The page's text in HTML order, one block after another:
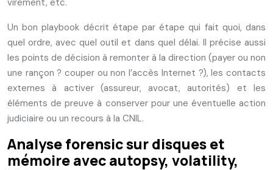
virement, etc.
Un bon playbook décrit étape par étape qui fait quoi, dans
quel ordre, avec quel outil et dans quel délai. Il précise aussi
les points de décision à remonter à la direction (payer ou non
une rançon ? couper ou non l’accès Internet ?), les contacts
externes à activer (assureur, avocat, autorités) et les
éléments de preuve à conserver pour une éventuelle action
judiciaire ou un recours à la CNIL.
Analyse forensic sur disques et
mémoire avec autopsy, volatility,